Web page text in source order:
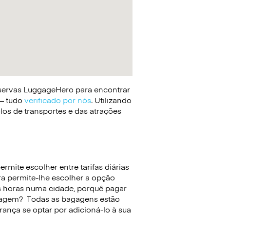
LuggageHero para encontrar
tudo verificado por nós. Utilizando
de transportes e das atrações
escolher entre tarifas diárias
permite-lhe escolher a opção
horas numa cidade, porquê pagar
Todas as bagagens estão
se optar por adicioná-lo à sua